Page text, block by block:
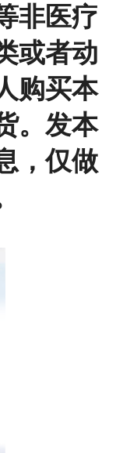
非医疗
或者动
购买本
。发本
，仅做